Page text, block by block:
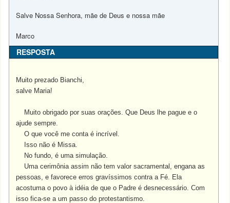
Salve Nossa Senhora, mãe de Deus e nossa mãe
Marco
RESPOSTA
Muito prezado Bianchi,
salve Maria!
Muito obrigado por suas orações. Que Deus lhe pague e o
ajude sempre.
O que você me conta é incrível.
Isso não é Missa.
No fundo, é uma simulação.
Uma cerimônia assim não tem valor sacramental, engana as
pessoas, e favorece erros gravíssimos contra a Fé. Ela
acostuma o povo à idéia de que o Padre é desnecessário. Com
isso fica-se a um passo do protestantismo.